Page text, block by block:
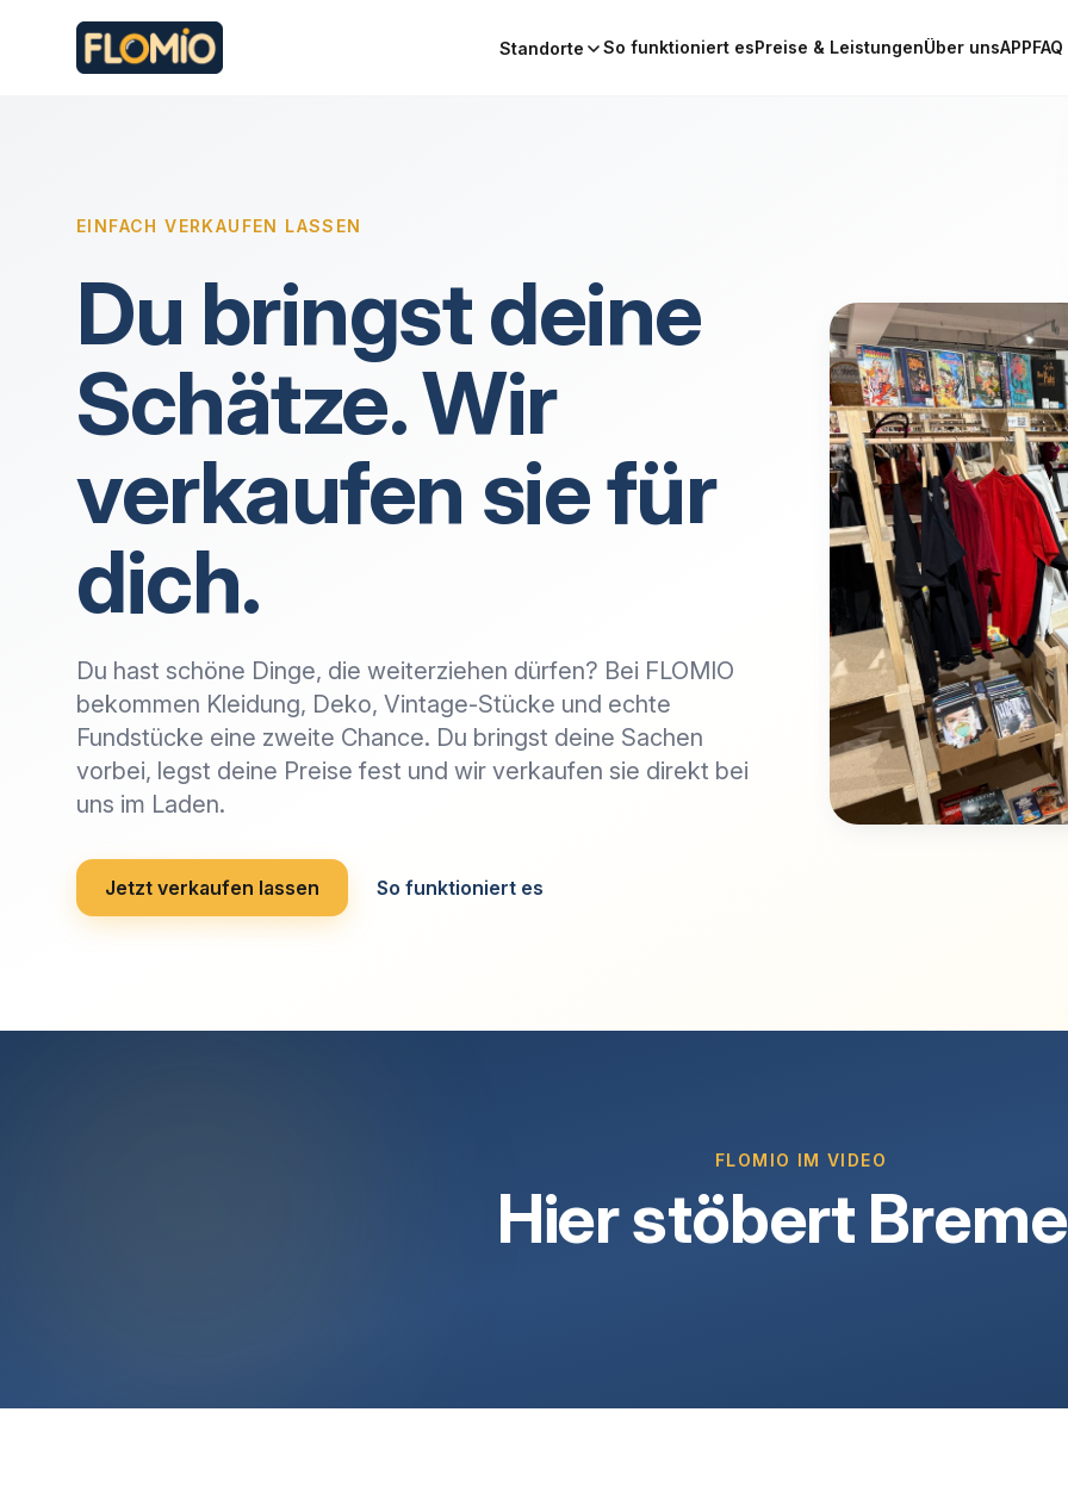
Standorte So funktioniert esPreise & LeistungenÜber unsAPPFAQ
EINFACH VERKAUFEN LASSEN
Du bringst deine
Schätze. Wir
verkaufen sie für
dich.
Du hast schöne Dinge, die weiterziehen dürfen? Bei FLOMIO
bekommen Kleidung, Deko, Vintage-Stücke und echte
Fundstücke eine zweite Chance. Du bringst deine Sachen
vorbei, legst deine Preise fest und wir verkaufen sie direkt bei
uns im Laden.
Jetzt verkaufen lassen So funktioniert es
FLOMIO IM VIDEO
Hier stöbert